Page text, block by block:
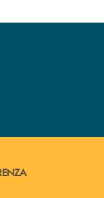
documenti ?